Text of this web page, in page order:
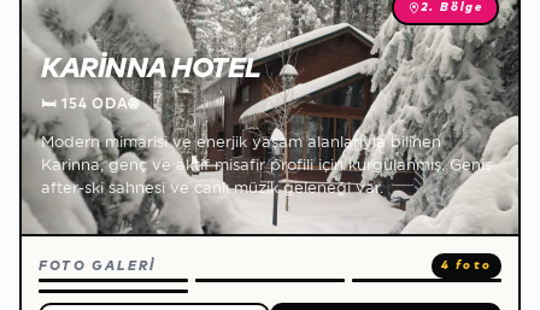
2. Bölge
KARINNA HOTEL
🛏154 ODA🌐
Modern mimarisi ve enerjik yaşam alanlarıyla bilinen
Karinna, genç ve aktif misafir profili için kurgulanmış. Geniş
after-ski sahnesi ve canlı müzik geleneği var.
FOTO GALERİ 4 foto